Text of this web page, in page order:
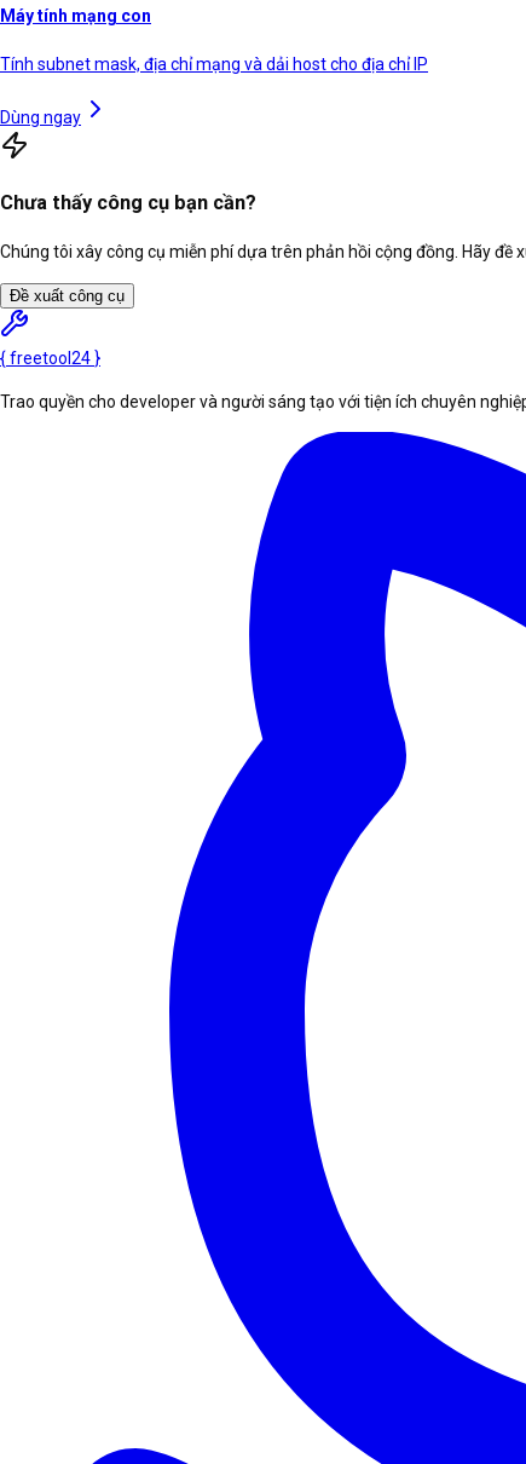
Máy tính mạng con
Tính subnet mask, địa chỉ mạng và dải host cho địa chỉ IP
Dùng ngay
Chưa thấy công cụ bạn cần?
Chúng tôi xây công cụ miễn phí dựa trên phản hồi cộng đồng. Hãy đề
Đề xuất công cụ
{freetool 24 }
Trao quyền cho developer và người sáng tạo với tiện ích chuyên